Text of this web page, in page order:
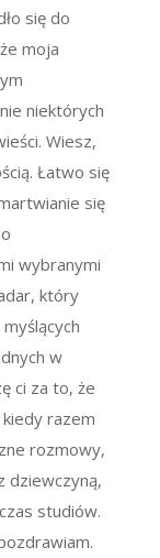
się do
moja
niektórych
Wiesz,
Łatwo się
się
wybranymi
który
w
ci za to, że
razem
rozmowy,
dziewczyną,
studiów.